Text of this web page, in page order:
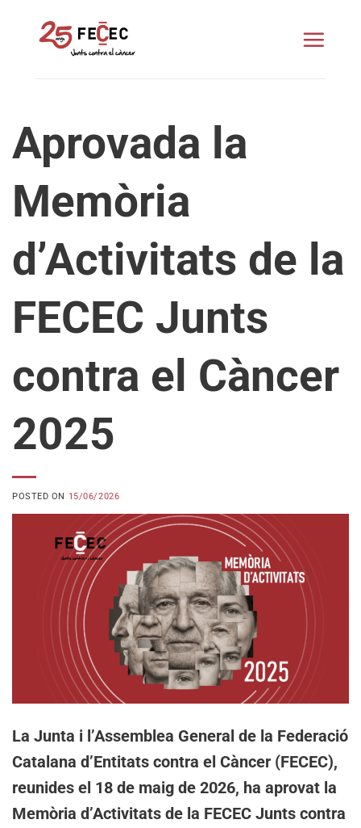
Aprovada la
Memòria
d’Activitats de la
FECEC Junts
contra el Càncer
2025
POSTED ON 15/06/2026
La Junta i l’Assemblea General de la Federació
Catalana d’Entitats contra el Càncer (FECEC),
reunides el 18 de maig de 2026, ha aprovat la
Memòria d’Activitats de la FECEC Junts contra